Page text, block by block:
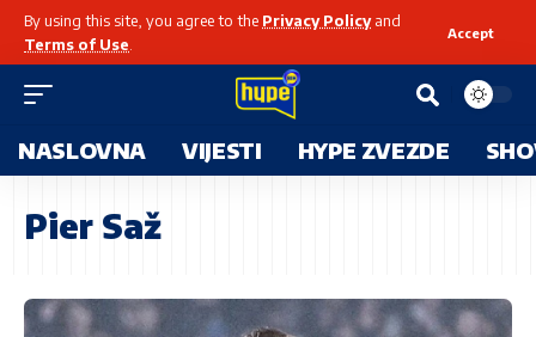
By using this site, you agree to the Privacy Policyand
Terms of Use
Accept
NASLOVNA VIJESTI HYPE ZVEZDE
Pier Saž